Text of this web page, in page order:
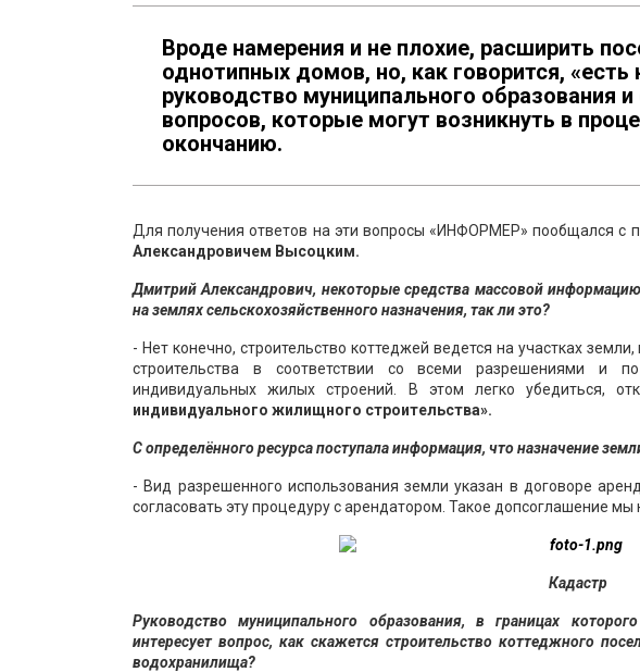
Вроде намерения и не плохие, расширить
однотипных домов, но, как говорится,
руководство муниципального образования
вопросов, которые могут возникнуть в
окончанию.
Для получения ответов на эти вопросы «ИНФОРМЕР» пообщался с
Александровичем Высоцким.
Дмитрий Александрович, некоторые средства массовой
на землях сельскохозяйственного назначения, так ли это?
- Нет конечно, строительство коттеджей ведется на участках
строительства в соответствии со всеми разрешениями и
индивидуальных жилых строений. В этом легко убедиться,
индивидуального жилищного строительства».
С определённого ресурса поступала информация, что назначение
- Вид разрешенного использования земли указан в договоре
согласовать эту процедуру с арендатором. Такое допсоглашение мы
Кадастр
Руководство муниципального образования, в границах
интересует вопрос, как скажется строительство коттеджного
водохранилища?